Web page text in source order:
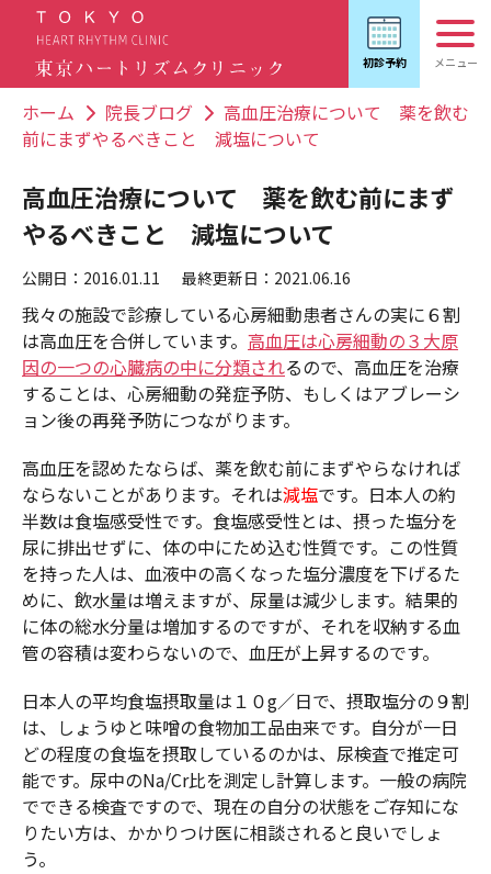
ホーム 院長ブログ
高血圧治療について 薬を飲む
前にまずやるべきこと 減塩について
高血圧治療について 薬を飲む前にまず
やるべきこと 減塩について
公開日：2016.01.11 最終更新日：2021.06.16
我々の施設で診療している心房細動患者さんの実に６割
は高血圧を合併しています。 高血圧は心房細動の３大原
因の一つの心臓病の中に分類されるので、高血圧を治療
することは、心房細動の発症予防、もしくはアブレーシ
ョン後の再発予防につながります。
高血圧を認めたならば、薬を飲む前にまずやらなければ
ならないことがあります。それは減塩です。日本人の約
半数は食塩感受性です。食塩感受性とは、摂った塩分を
尿に排出せずに、体の中にため込む性質です。この性質
を持った人は、血液中の高くなった塩分濃度を下げるた
めに、飲水量は増えますが、尿量は減少します。結果的
に体の総水分量は増加するのですが、それを収納する血
管の容積は変わらないので、血圧が上昇するのです。
日本人の平均食塩摂取量は１０g／日で、摂取塩分の９割
は、しょうゆと味噌の食物加工品由来です。自分が一日
どの程度の食塩を摂取しているのかは、尿検査で推定可
能です。尿中のNa/Cr比を測定し計算します。一般の病院
でできる検査ですので、現在の自分の状態をご存知にな
りたい方は、かかりつけ医に相談されると良いでしょ
う。